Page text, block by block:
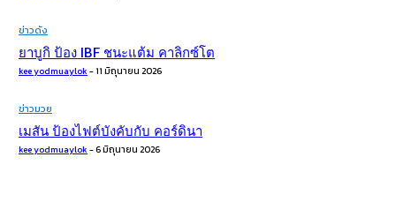
ข่าวดัง
ยาบูกิ ป้อง IBF ชนะแต้ม คาลิกซ์โต
kee yodmuaylok - 11 มิถุนายน 2026
ข่าวมวย
เมสัน ป้องไฟต์บังคับกับ คอร์ดินา
kee yodmuaylok -6 มิถุนายน 2026